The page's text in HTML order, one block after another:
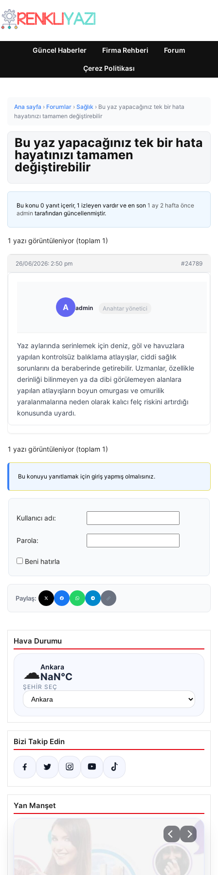
Güncel Haberler Firma Rehberi Forum
Çerez Politikası
Ana sayfa › Forumlar › Sağlık › Bu yaz yapacağınız tek bir hata
hayatınızı tamamen değiştirebilir
Bu yaz yapacağınız tek bir hata
hayatınızı tamamen
değiştirebilir
Bu konu 0 yanıt içerir, 1 izleyen vardır ve en son 1 ay 2 hafta önce
admin tarafından güncellenmiştir.
1 yazı görüntüleniyor (toplam 1)
26/06/2026: 2:50 pm #24789
A admin Anahtar yönetici
Yaz aylarında serinlemek için deniz, göl ve havuzlara
yapılan kontrolsüz balıklama atlayışlar, ciddi sağlık
sorunlarını da beraberinde getirebilir. Uzmanlar, özellikle
derinliği bilinmeyen ya da dibi görülemeyen alanlara
yapılan atlayışların boyun omurgası ve omurilik
yaralanmalarına neden olarak kalıcı felç riskini artırdığı
konusunda uyardı.
1 yazı görüntüleniyor (toplam 1)
Bu konuyu yanıtlamak için giriş yapmış olmalısınız.
Kullanıcı adı:
Parola:
Beni hatırla
Paylaş:
Hava Durumu
☁Ankara
NaN°C
ŞEHIR SEÇ
Bizi Takip Edin
Yan Manşet